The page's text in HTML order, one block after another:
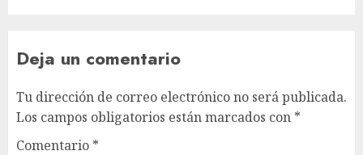
Deja un comentario
Tu dirección de correo electrónico no será publicada.
Los campos obligatorios están marcados con *
Comentario *